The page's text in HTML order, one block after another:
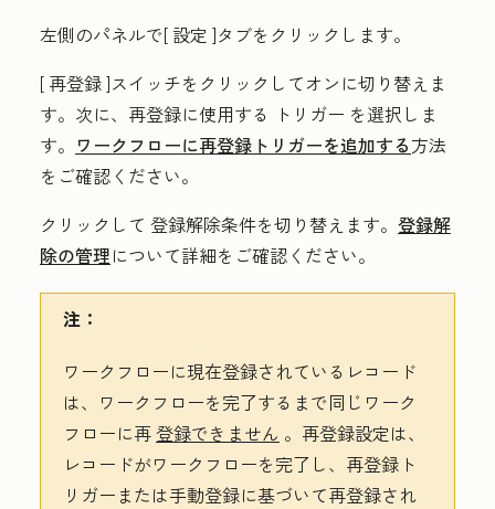
左側のパネルで[ 設定 ]タブをクリックします。
[ 再登録]スイッチをクリックしてオンに切り替えま
す。次に、再登録に使用する トリガー を選択しま
す。 ワークフローに再登録トリガーを追加する方法
をご確認ください。
クリックして 登録解除条件を切り替えます。 登録解
除の管理について詳細をご確認ください。
注：
ワークフローに現在登録されているレコード
は、ワークフローを完了するまで同じワーク
フローに再登録できません 。再登録設定は、
レコードがワークフローを完了し、再登録ト
リガーまたは手動登録に基づいて再登録され